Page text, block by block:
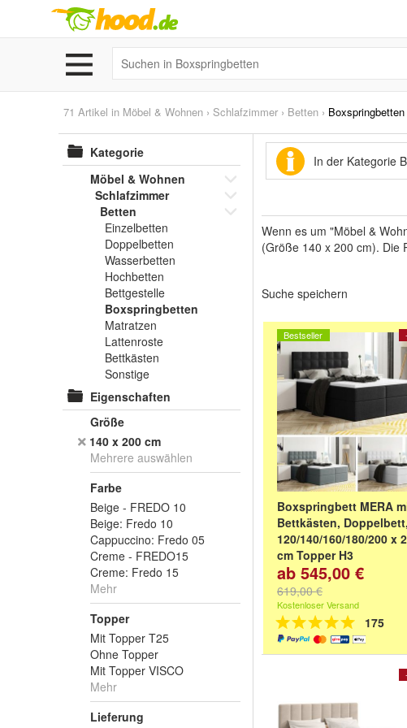
71 Artikel in Möbel & Wohnen › Schlafzimmer › Betten › Boxspringbetten
Kategorie
Möbel & Wohnen
Schlafzimmer
Betten
Einzelbetten
Doppelbetten
Wasserbetten
Hochbetten
Bettgestelle
Boxspringbetten
Matratzen
Lattenroste
Bettkästen
Sonstige
Eigenschaften
Größe
140 x 200 cm
Mehrere auswählen
Farbe
Beige - FREDO 10
Beige: Fredo 10
Cappuccino: Fredo 05
Creme - FREDO15
Creme: Fredo 15
Mehr
Topper
Mit Topper T25
Ohne Topper
Mit Topper VISCO
Mehr
Lieferung
In der Kategorie
Wenn es um "Möbel &
(Größe 140 x 200 cm). Die
Suche speichern
Bestseller
Boxspringbett MERA
Bettkästen, Doppelbett,
120/140/160/180/200 x
cm Topper H3
Farbe:Rosa - ENZO 152
Schwarz - AURA 18
AURA 15undweitere ...
ab 545,00 €
619,00 €
Kostenloser Versand
175